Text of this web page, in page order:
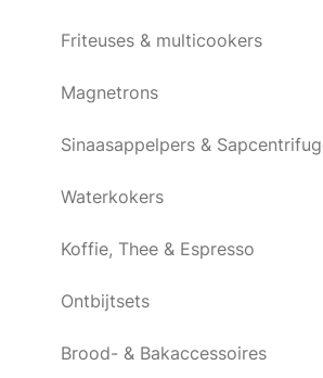
Friteuses & multicookers
Magnetrons
Sinaasappelpers &
Waterkokers
Koffie, Thee & Espresso
Ontbijtsets
Brood- & Bakaccessoires